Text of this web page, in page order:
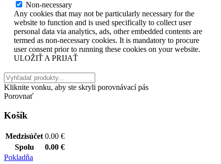
Non-necessary
Any cookies that may not be particularly necessary for the
website to function and is used specifically to collect user
personal data via analytics, ads, other embedded contents are
termed as non-necessary cookies. It is mandatory to procure
user consent prior to running these cookies on your website.
ULOŽIŤ A PRIJAŤ
Kliknite vonku, aby ste skryli porovnávací pás
Porovnať
Košík
Medzisúčet 0.00 €
Spolu
0.00 €
Pokladňa